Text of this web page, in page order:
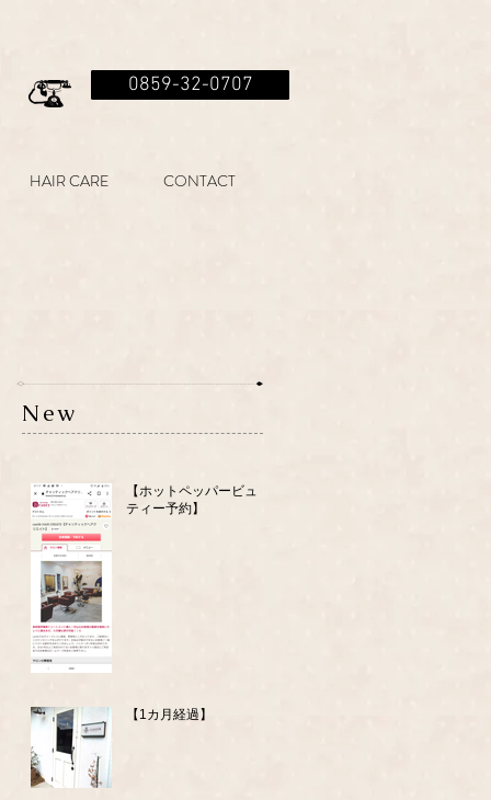
0859-32-0707
HAIR CARE CONTACT
New
【ホットペッパービュー
ティー予約】
【1カ月経過】